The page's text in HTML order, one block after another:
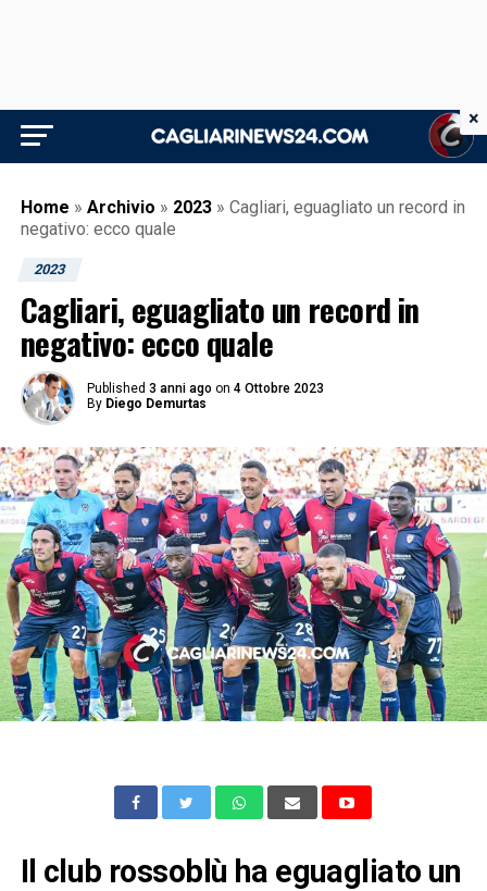
Home » Archivio » 2023 » Cagliari, eguagliato un record in
negativo: ecco quale
2023
Cagliari, eguagliato un record in
negativo: ecco quale
Published 3 anni ago on 4 Ottobre 2023
By Diego Demurtas
Il club rossoblù ha eguagliato un
×